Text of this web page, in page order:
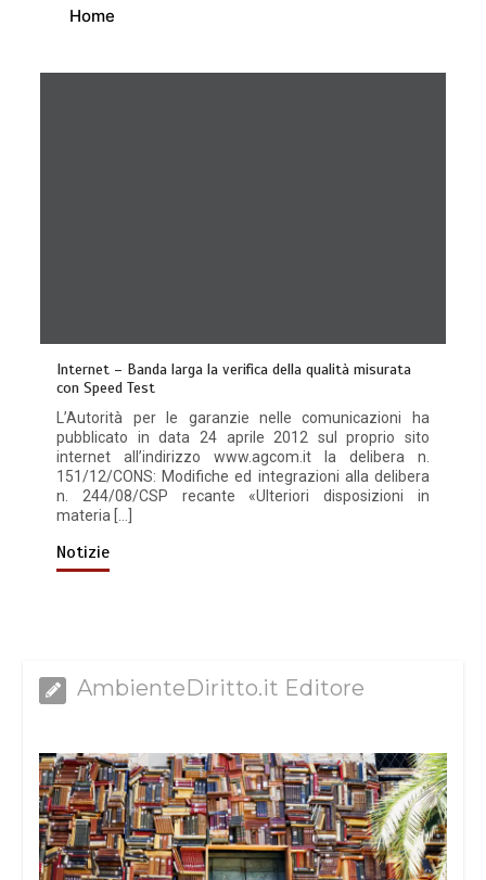
Home
Internet – Banda larga la verifica della qualità misurata
con Speed Test
L’Autorità per le garanzie nelle comunicazioni ha
pubblicato in data 24 aprile 2012 sul proprio sito
internet all’indirizzo www.agcom.it la delibera n.
151/12/CONS: Modifiche ed integrazioni alla delibera
n. 244/08/CSP recante «Ulteriori disposizioni in
materia […]
Notizie
AmbienteDiritto.it Editore